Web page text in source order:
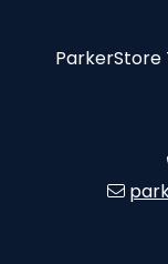
ParkerStore